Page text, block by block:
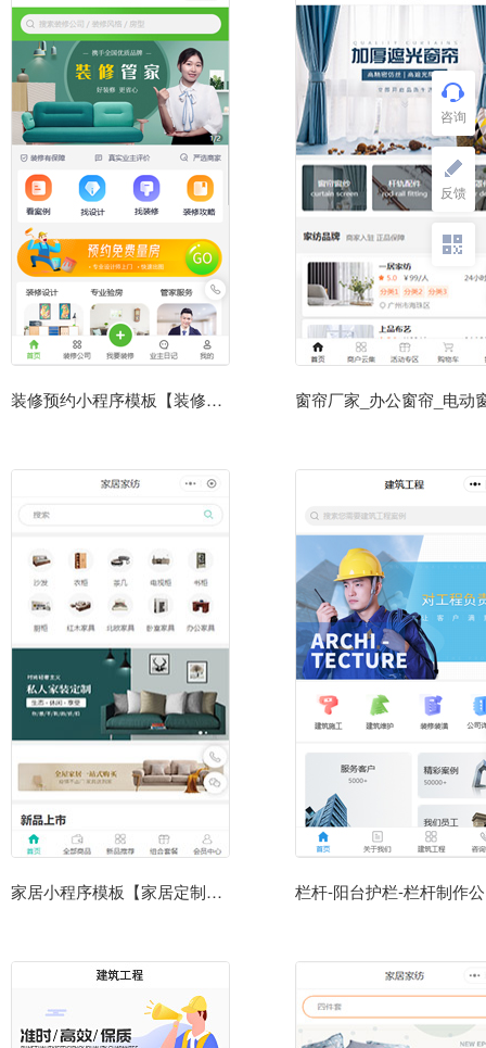
装修预约小程序模板【装修公司小程序模板】
家居小程序模板【家居定制小程序模板】